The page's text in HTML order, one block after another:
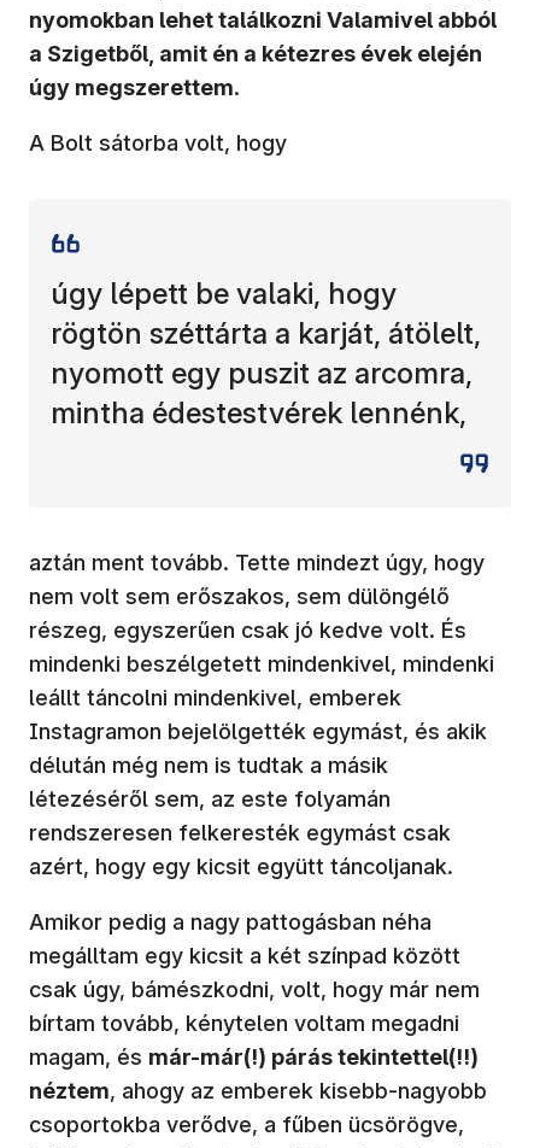
nyomokban lehet találkozni Valamivel abból
a Szigetből, amit én a kétezres évek elején
úgy megszerettem.
A Bolt sátorba volt, hogy
úgy lépett be valaki, hogy
rögtön széttárta a karját, átölelt,
nyomott egy puszit az arcomra,
mintha édestestvérek lennénk,
aztán ment tovább. Tette mindezt úgy, hogy
nem volt sem erőszakos, sem dülöngélő
részeg, egyszerűen csak jó kedve volt. És
mindenki beszélgetett mindenkivel, mindenki
leállt táncolni mindenkivel, emberek
Instagramon bejelölgették egymást, és akik
délután még nem is tudtak a másik
létezéséről sem, az este folyamán
rendszeresen felkeresték egymást csak
azért, hogy egy kicsit együtt táncoljanak.
Amikor pedig a nagy pattogásban néha
megálltam egy kicsit a két színpad között
csak úgy, bámészkodni, volt, hogy már nem
bírtam tovább, kénytelen voltam megadni
magam, és már-már(!) párás tekintettel(!!)
néztem, ahogy az emberek kisebb-nagyobb
csoportokba verődve, a fűben ücsörögve,